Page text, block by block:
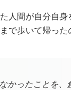
人間が自分自
で歩いて帰った
かったことを